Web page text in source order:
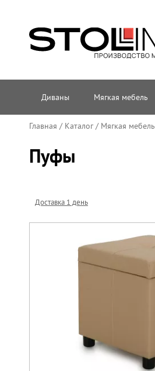
Диваны Мягкая мебель
Главная / Каталог/ Мягкая мебель
Пуфы
Доставка 1 день